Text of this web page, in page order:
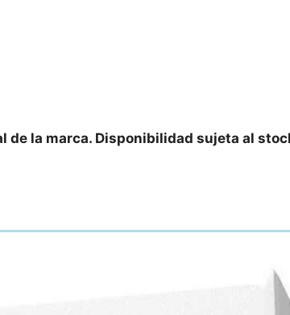
de la marca. Disponibilidad sujeta al